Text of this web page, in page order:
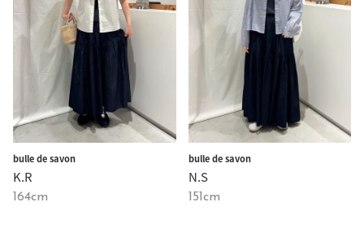
bulle de savon
K.R
164cm
bulle de savon
N.S
151cm